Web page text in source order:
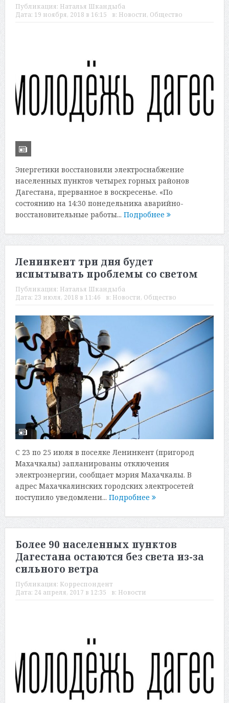
Публикация: Наталья Шкандыба
Дата: 19 ноября, 2018 в 16:15 в: Новости, Общество
Энергетики восстановили электроснабжение
населенных пунктов четырех горных районов
Дагестана, прерванное в воскресенье. «По
состоянию на 14:30 понедельника аварийно-
восстановительные работы... Подробнее
Ленинкент три дня будет
испытывать проблемы со светом
Публикация: Наталья Шкандыба
Дата: 23 июля, 2018 в 11:46 в: Новости, Общество
С 23 по 25 июля в поселке Ленинкент (пригород
Махачкалы) запланированы отключения
электроэнергии, сообщает мэрия Махачкалы. В
адрес Махачкалинских городских электросетей
поступило уведомлени... Подробнее
Более 90 населенных пунктов
Дагестана остаются без света из-за
сильного ветра
Публикация: Корреспондент
Дата: 24 апреля, 2017 в 12:35 в: Новости